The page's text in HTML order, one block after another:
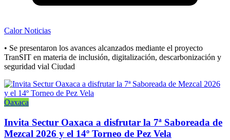
Calor Noticias
• Se presentaron los avances alcanzados mediante el proyecto
TranSIT en materia de inclusión, digitalización, descarbonización y
seguridad vial Ciudad
Oaxaca
Invita Sectur Oaxaca a disfrutar la 7ª Saboreada de
Mezcal 2026 y el 14º Torneo de Pez Vela